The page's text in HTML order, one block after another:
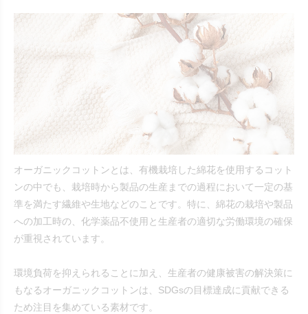
オーガニックコットンとは、有機栽培した綿花を使用するコット
ンの中でも、栽培時から製品の生産までの過程において一定の基
準を満たす繊維や生地などのことです。特に、綿花の栽培や製品
への加工時の、化学薬品不使用と生産者の適切な労働環境の確保
が重視されています。
環境負荷を抑えられることに加え、生産者の健康被害の解決策に
もなるオーガニックコットンは、SDGsの目標達成に貢献できる
ため注目を集めている素材です。